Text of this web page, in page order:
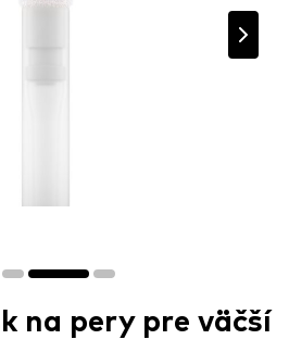
na pery pre väčší